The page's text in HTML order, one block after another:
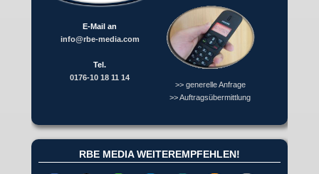
E-Mail an
info@rbe-media.com
Tel.
0176-10 18 11 14
>> generelle Anfrage
>> Auftragsübermittlung
RBE MEDIA WEITEREMPFEHLEN!